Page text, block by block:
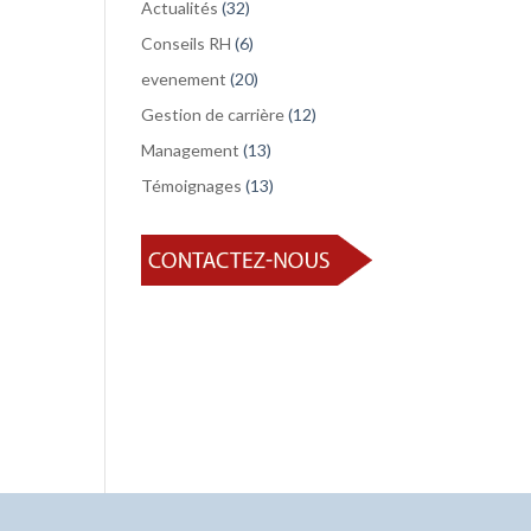
Actualités (32)
Conseils RH (6)
evenement (20)
Gestion de carrière(12)
Management (13)
Témoignages (13)